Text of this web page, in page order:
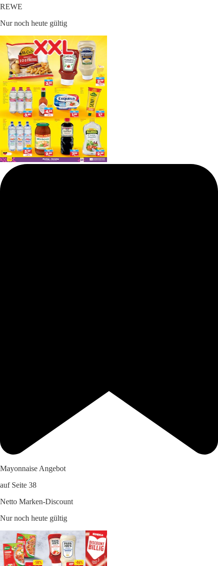
REWE
Nur noch heute gültig
Mayonnaise Angebot
auf Seite 38
Netto Marken-Discount
Nur noch heute gültig